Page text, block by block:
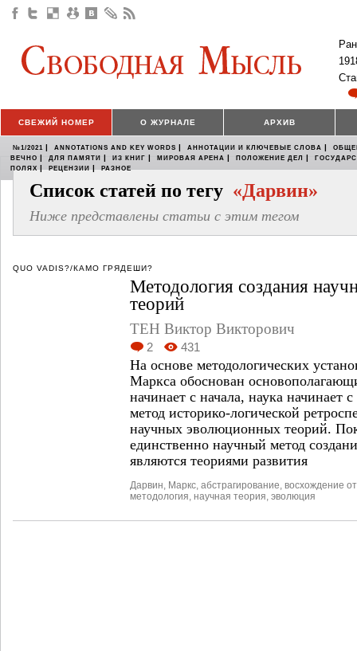
СВЕЖИЙ НОМЕР О ЖУРНАЛЕ АРХИВ
№1/2021 | ANNOTATIONS AND KEY WORDS | АННОТАЦИИ И КЛЮЧЕВЫЕ СЛОВА |
ВЕЧНО | ДЛЯ ПАМЯТИ | ИЗ КНИГ | МИРОВАЯ АРЕНА | ПОЛОЖЕНИЕ ДЕЛ |
ПОЛЯХ | РЕЦЕНЗИИ | РАЗНОЕ
Список статей по тегу «Дарвин»
Ниже представлены статьи с этим тегом
QUO VADIS?/КАМО ГРЯДЕШИ?
Методология создания
теорий
ТЕН Виктор Викторович
2 431
На основе методологических
Маркса обоснован
начинает с начала, наука начинает
метод историко-логической
научных эволюционных теорий.
единственно научный метод
являются теориями развития
Дарвин Маркс абстрагирование восхождение
методология научная теория эволюция